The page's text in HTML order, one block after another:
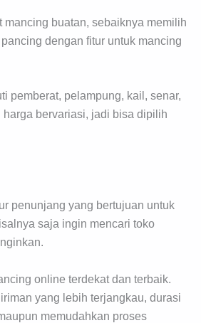
buatan, sebaiknya memilih
dengan fitur untuk mancing
pemberat, pelampung, kail, senar,
bervariasi, jadi bisa dipilih
penunjang yang bertujuan untuk
saja ingin mencari toko
online terdekat dan terbaik.
yang lebih terjangkau, durasi
memudahkan proses